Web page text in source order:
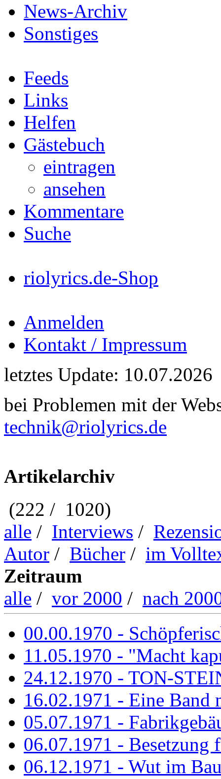
News-Archiv
Sonstiges
Feeds
Links
Helfen
Gästebuch
eintragen
ansehen
Kommentare
Suche
riolyrics.de-Shop
Anmelden
Kontakt / Impressum
letztes Update: 10.07.2026
bei Problemen mit der
technik@riolyrics.de
Artikelarchiv
(222 / 1020)
alle / Interviews /
Autor / Bücher / im
Zeitraum
alle / vor 2000 / nach
00.00.1970 -
11.05.1970 - "Macht
24.12.1970 - TON-
16.02.1971 - Eine Band
05.07.1971 -
06.07.1971 - Besetzung
06.12.1971 - Wut im